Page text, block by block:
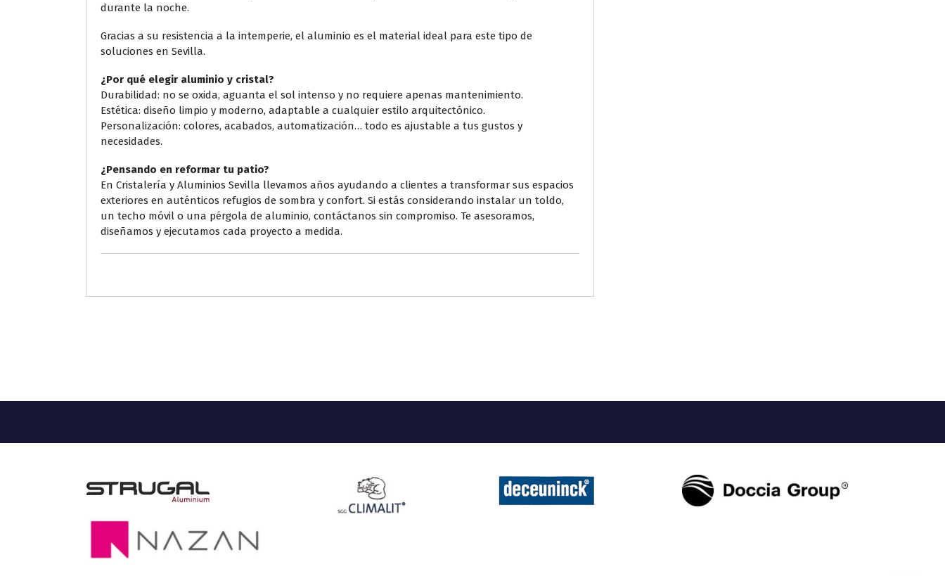
durante la noche.
Gracias a su resistencia a la intemperie, el aluminio es el material ideal para este tipo de
soluciones en Sevilla.
¿Por qué elegir aluminio y cristal?
Durabilidad: no se oxida, aguanta el sol intenso y no requiere apenas mantenimiento.
Estética: diseño limpio y moderno, adaptable a cualquier estilo arquitectónico.
Personalización: colores, acabados, automatización… todo es ajustable a tus gustos y
necesidades.
¿Pensando en reformar tu patio?
En Cristalería y Aluminios Sevilla llevamos años ayudando a clientes a transformar sus espacios
exteriores en auténticos refugios de sombra y confort. Si estás considerando instalar un toldo,
un techo móvil o una pérgola de aluminio, contáctanos sin compromiso. Te asesoramos,
diseñamos y ejecutamos cada proyecto a medida.